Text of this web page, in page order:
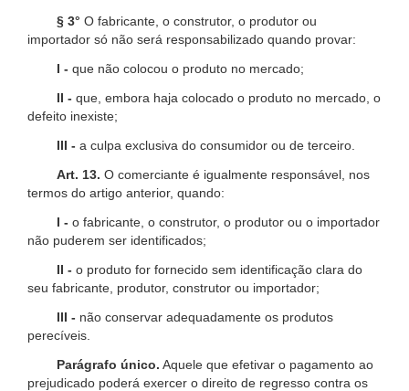
§ 3° O fabricante, o construtor, o produtor ou
importador só não será responsabilizado quando provar:
I - que não colocou o produto no mercado;
II - que, embora haja colocado o produto no mercado, o
defeito inexiste;
III - a culpa exclusiva do consumidor ou de terceiro.
Art. 13. O comerciante é igualmente responsável, nos
termos do artigo anterior, quando:
I - o fabricante, o construtor, o produtor ou o importador
não puderem ser identificados;
II - o produto for fornecido sem identificação clara do
seu fabricante, produtor, construtor ou importador;
III - não conservar adequadamente os produtos
perecíveis.
Parágrafo único. Aquele que efetivar o pagamento ao
prejudicado poderá exercer o direito de regresso contra os